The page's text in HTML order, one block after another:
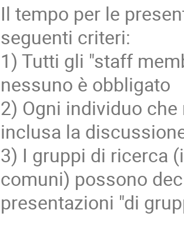
Il tempo per le
seguenti criteri:
1) Tutti gli "staff
nessuno è obbligato
2) Ogni individuo
inclusa la
3) I gruppi di ricerca
comuni) possono
presentazioni "di